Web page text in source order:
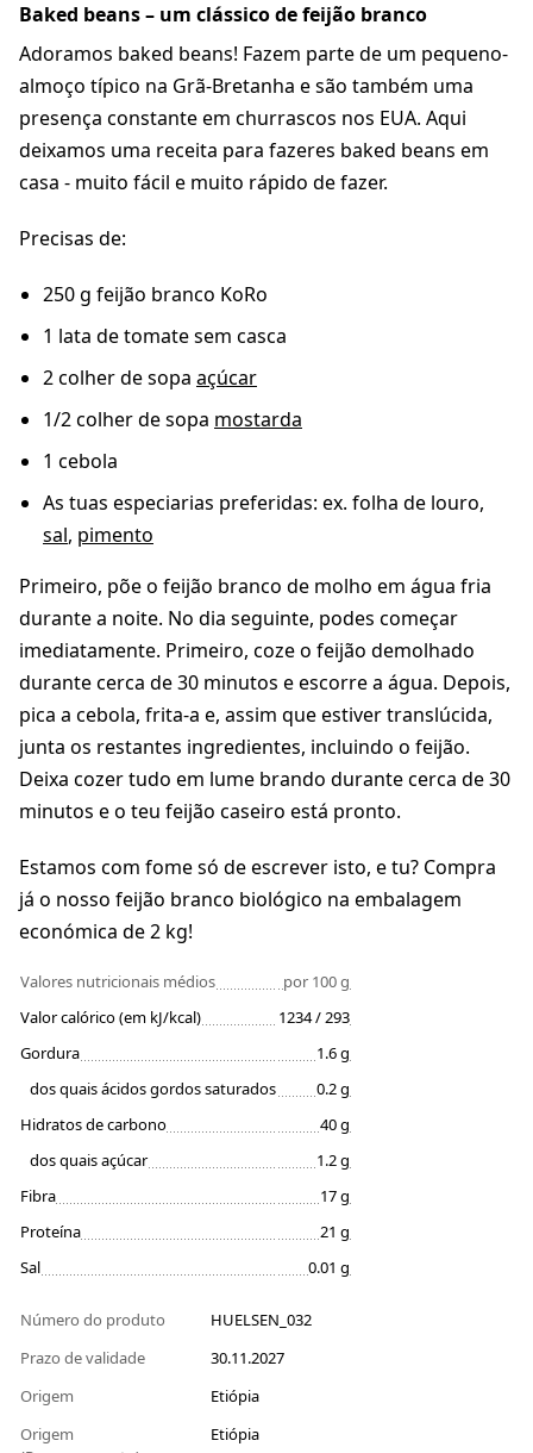
Baked beans – um clássico de feijão branco
Adoramos baked beans! Fazem parte de um pequeno-
almoço típico na Grã-Bretanha e são também uma
presença constante em churrascos nos EUA. Aqui
deixamos uma receita para fazeres baked beans em
casa - muito fácil e muito rápido de fazer.
Precisas de:
250 g feijão branco KoRo
1 lata de tomate sem casca
2 colher de sopa açúcar
1/2 colher de sopa mostarda
1 cebola
As tuas especiarias preferidas: ex. folha de louro,
sal, pimento
Primeiro, põe o feijão branco de molho em água fria
durante a noite. No dia seguinte, podes começar
imediatamente. Primeiro, coze o feijão demolhado
durante cerca de 30 minutos e escorre a água. Depois,
pica a cebola, frita-a e, assim que estiver translúcida,
junta os restantes ingredientes, incluindo o feijão.
Deixa cozer tudo em lume brando durante cerca de 30
minutos e o teu feijão caseiro está pronto.
Estamos com fome só de escrever isto, e tu? Compra
já o nosso feijão branco biológico na embalagem
económica de 2 kg!
Valores nutricionais médios
por 100 g
Valor calórico (em kJ/kcal)
1234 / 293
Gordura
1.6 g
dos quais ácidos gordos saturados
0.2 g
Hidratos de carbono
40 g
dos quais açúcar
1.2 g
Fibra
17 g
Proteína
21 g
Sal
0.01 g
Número do produto
HUELSEN_032
Prazo de validade
30.11.2027
Origem
Etiópia
Origem
Etiópia